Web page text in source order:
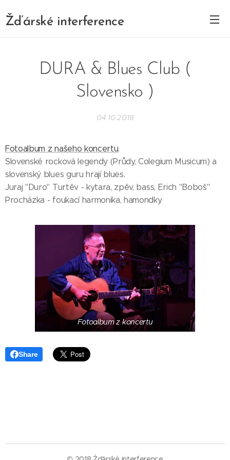
Žďárské interference
DURA & Blues Club (
Slovensko )
04.10.2018
Fotoalbum z našeho koncertu.
Slovenské rocková legendy (Průdy, Colegium Musicum) a
slovenský blues guru hrají blues.
Juraj "Duro" Turtěv - kytara, zpěv, bass, Erich "Boboš"
Procházka - foukací harmonika, hamondky
Fotoalbum z koncertu
Share